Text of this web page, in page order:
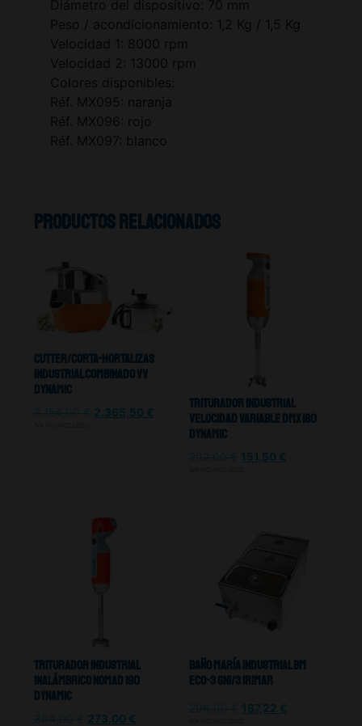
Diámetro del dispositivo: 70 mm
Peso / acondicionamiento: 1,2 Kg / 1,5 Kg
Velocidad 1: 8000 rpm
Velocidad 2: 13000 rpm
Colores disponibles:
Réf. MX095: naranja
Réf. MX096: rojo
Réf. MX097: blanco
Productos relacionados
Cutter/Corta-Hortalizas
Industrial Combinado VV
Dynamic
2.365,50 €
Triturador Industrial
Velocidad Variable DMX 160
Dynamic
151,50 €
Triturador Industrial
Inalámbrico Nomad 190
Dynamic
273,00 €
Baño María Industrial Bm
Eco-3 Gn1/3 Irimar
187,22 €